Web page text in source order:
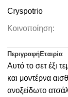
Cryspotrio
Κοινοποίηση:
ΠεριγραφήΕταιρία
Αυτό το σετ έξι
και μοντέρνα
ανοξείδωτο